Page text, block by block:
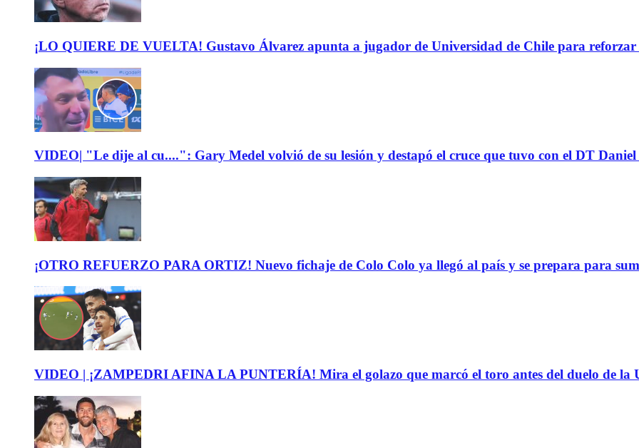
¡LO QUIERE DE VUELTA! Gustavo Álvarez apunta a jugador de Universidad de Chile para reforzar
VIDEO| "Le dije al cu....": Gary Medel volvió de su lesión y destapó el cruce que tuvo con el DT
¡OTRO REFUERZO PARA ORTIZ! Nuevo fichaje de Colo Colo ya llegó al país y se prepara para
VIDEO | ¡ZAMPEDRI AFINA LA PUNTERÍA! Mira el golazo que marcó el toro antes del duelo de la